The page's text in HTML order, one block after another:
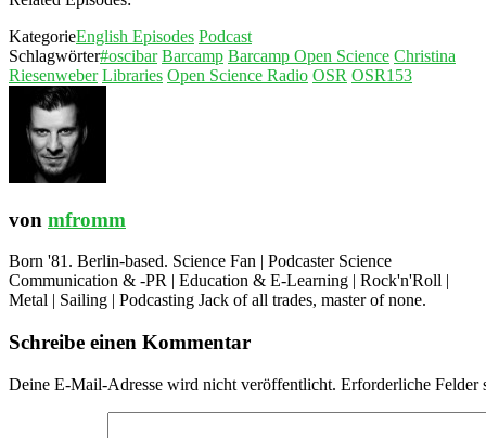
KategorieEnglish Episodes Podcast
Schlagwörter#oscibar Barcamp Barcamp Open Science Christina
Riesenweber Libraries Open Science Radio OSR OSR153
von mfromm
Born '81. Berlin-based. Science Fan | Podcaster Science
Communication & -PR | Education & E-Learning | Rock'n'Roll |
Metal | Sailing | Podcasting Jack of all trades, master of none.
Schreibe einen Kommentar
Deine E-Mail-Adresse wird nicht veröffentlicht. Erforderliche Felder